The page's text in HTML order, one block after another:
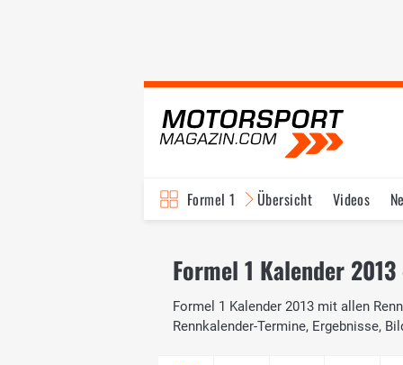
Formel 1 Übersicht Videos
Formel 1 Kalender
Formel 1 Kalender 2013 mit allen
Rennkalender-Termine, Ergebnisse,